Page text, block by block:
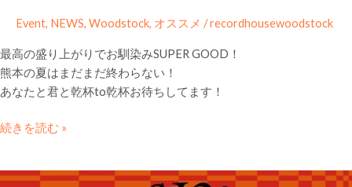
Event, NEWS, Woodstock, オススメ /recordhousewoodstock
最高の盛り上がりでお馴染みSUPER GOOD！
熊本の夏はまだまだ終わらない！
あなたと君と乾杯to乾杯お待ちしてます！
続きを読む »
GILLES